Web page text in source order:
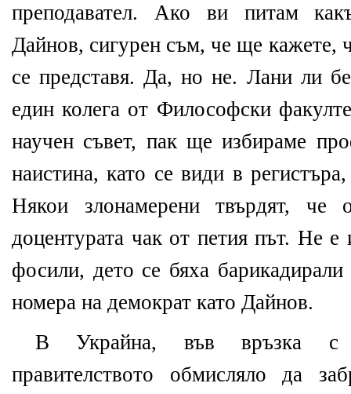
преподавател. Ако ви питам
Дайнов, сигурен съм, че ще кажете,
се представя. Да, но не. Лани ли
един колега от Философски
научен съвет, пак ще избираме
наистина, като се види в
Някои злонамерени твърдят,
доцентурата чак от петия път. Не
фосили, дето се бяха
номера на демократ като Дайнов.
В Украйна, във връзка с
правителството обмисляло да